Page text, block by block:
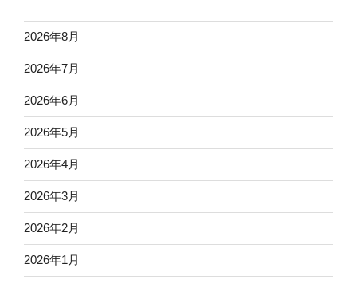
2026年8月
2026年7月
2026年6月
2026年5月
2026年4月
2026年3月
2026年2月
2026年1月